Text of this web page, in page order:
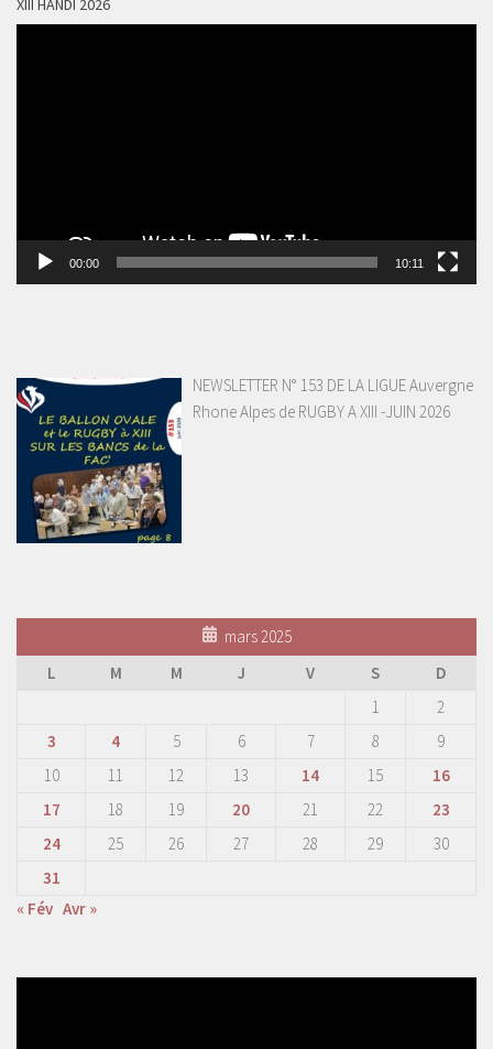
XIII HANDI 2026
00:00 10:11
NEWSLETTER N° 153 DE LA LIGUE Auvergne
Rhone Alpes de RUGBY A XIII -JUIN 2026
mars 2025
L
M M J V S
D
1
2
3
4 5 6 7 8
9
10
11 12 13 14 15
16
17
18 19 20 21 22
23
24
25 26 27 28 29
30
31
« Fév Avr »